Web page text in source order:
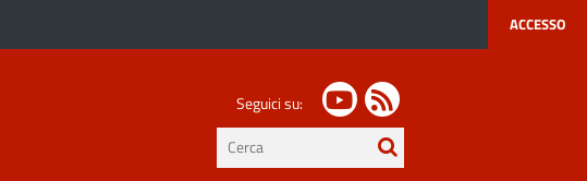
ACCESSO
Seguici su:
testo
da